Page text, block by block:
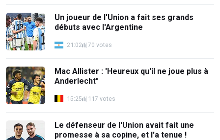
Un joueur de l'Union a fait ses grands
débuts avec l'Argentine
21:02 70 votes
Mac Allister : 'Heureux qu'il ne joue plus à
Anderlecht"
15:25 117 votes
Le défenseur de l'Union avait fait une
promesse à sa copine, et l'a tenue !